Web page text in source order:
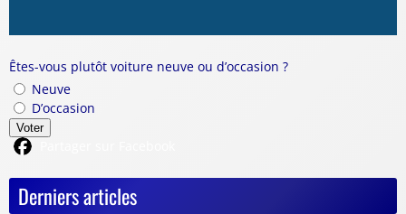
Êtes-vous plutôt voiture neuve ou d’occasion ?
Neuve
D’occasion
Voter
Derniers articles